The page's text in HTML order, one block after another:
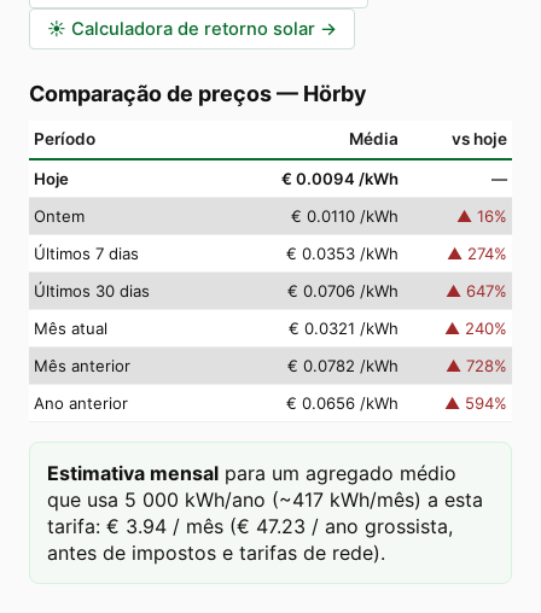
☀️ Calculadora de retorno solar →
Comparação de preços— Hörby
Período Média vs hoje
Hoje € 0.0094 /kWh
—
Ontem
€ 0.0110 /kWh ▲ 16%
Últimos 7 dias
€ 0.0353 /kWh ▲ 274%
Últimos 30 dias
€ 0.0706 /kWh ▲ 647%
Mês atual
€ 0.0321 /kWh ▲ 240%
Mês anterior
€ 0.0782 /kWh ▲ 728%
Ano anterior
€ 0.0656 /kWh ▲ 594%
Estimativa mensal para um agregado médio
que usa 5 000 kWh/ano (~417 kWh/mês) a esta
tarifa: € 3.94 / mês (€ 47.23 / ano grossista,
antes de impostos e tarifas de rede).